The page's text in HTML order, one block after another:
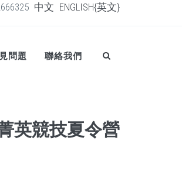
中文 ENGLISH{英文}
問題 聯絡我們
英競技夏令營